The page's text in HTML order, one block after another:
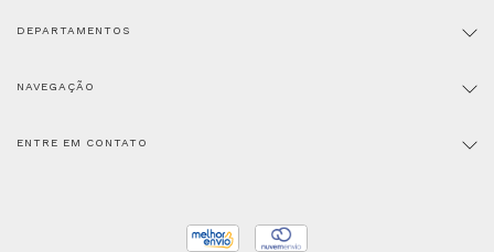
DEPARTAMENTOS
NAVEGAÇÃO
ENTRE EM CONTATO